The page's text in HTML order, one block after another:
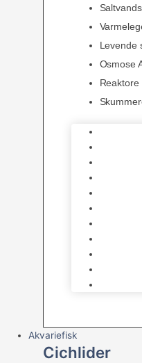
Levende
Osmose
Reaktore
Akvariefisk
Cichlider